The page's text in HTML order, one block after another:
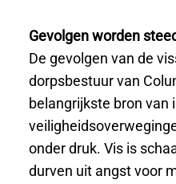
Gevolgen worden
De gevolgen van de
dorpsbestuur van
belangrijkste bron van
onder druk. Vis is
durven uit angst voor